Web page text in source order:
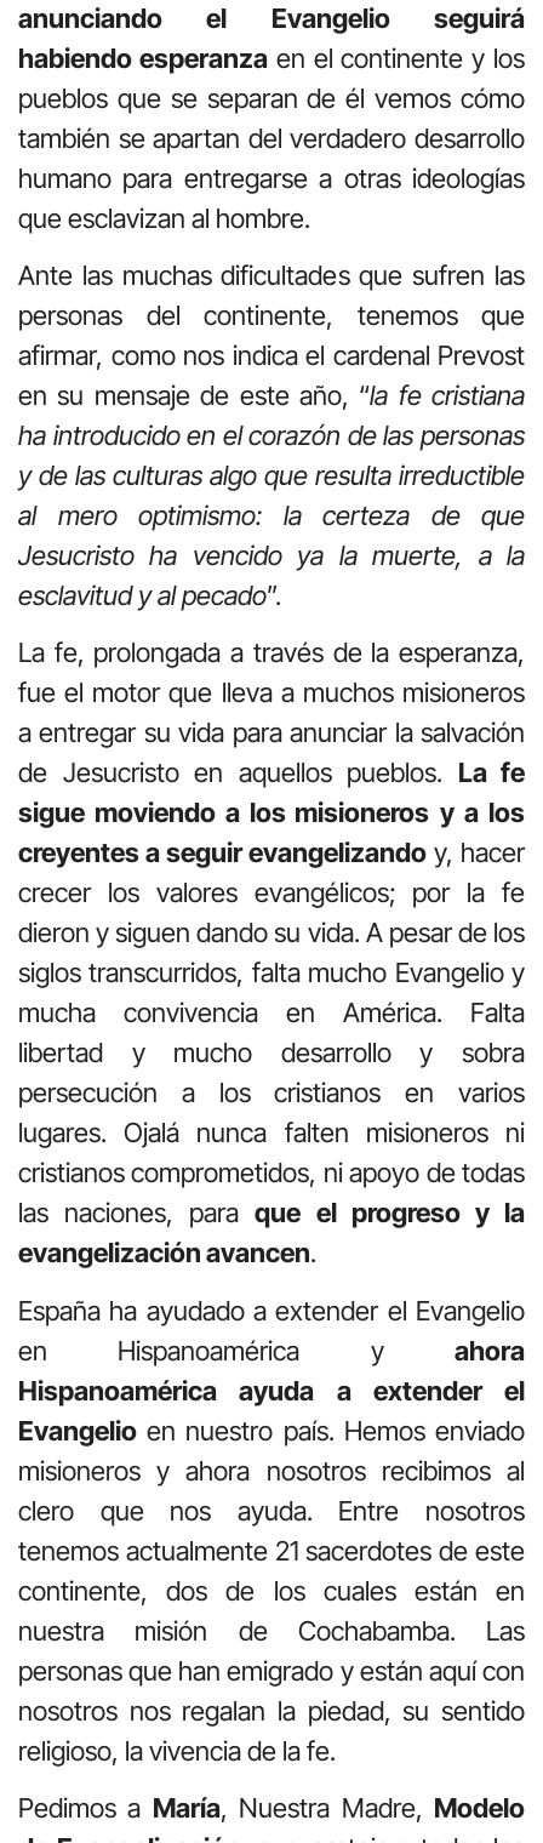
anunciando el Evangelio seguirá
habiendo esperanzaen el continente y los
pueblos que se separan de él vemos cómo
también se apartan del verdadero desarrollo
humano para entregarse a otras ideologías
que esclavizan al hombre.
Ante las muchas dificultades que sufren las
personas del continente, tenemos que
afirmar, como nos indica el cardenal Prevost
en su mensaje de este año, “la fe cristiana
ha introducido en el corazón de las personas
y de las culturas algo que resulta irreductible
al mero optimismo: la certeza de que
Jesucristo ha vencido ya la muerte, a la
esclavitud y al pecado”.
La fe, prolongada a través de la esperanza,
fue el motor que lleva a muchos misioneros
a entregar su vida para anunciar la salvación
de Jesucristo en aquellos pueblos. La fe
sigue moviendo a los misioneros y a los
creyentes a seguir evangelizando y, hacer
crecer los valores evangélicos; por la fe
dieron y siguen dando su vida. A pesar de los
siglos transcurridos, falta mucho Evangelio y
mucha convivencia en América. Falta
libertad y mucho desarrollo y sobra
persecución a los cristianos en varios
lugares. Ojalá nunca falten misioneros ni
cristianos comprometidos, ni apoyo de todas
las naciones, paraque el progreso y la
evangelización avancen.
España ha ayudado a extender el Evangelio
en Hispanoamérica y ahora
Hispanoamérica ayuda a extender el
Evangelio en nuestro país. Hemos enviado
misioneros y ahora nosotros recibimos al
clero que nos ayuda. Entre nosotros
tenemos actualmente 21 sacerdotes de este
continente, dos de los cuales están en
nuestra misión de Cochabamba. Las
personas que han emigrado y están aquí con
nosotros nos regalan la piedad, su sentido
religioso, la vivencia de la fe.
Pedimos a María, Nuestra Madre, Modelo